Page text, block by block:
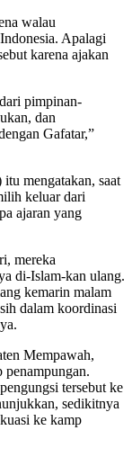
walau
Apalagi
karena ajakan
pimpinan-
dan
Gafatar,”
mengatakan, saat
keluar dari
ajaran yang
mereka
di-Islam-kan ulang.
kemarin malam
dalam koordinasi
Mempawah,
penampungan.
tersebut ke
sedikitnya
ke kamp